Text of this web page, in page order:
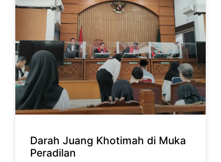
Darah Juang Khotimah di Muka
Peradilan